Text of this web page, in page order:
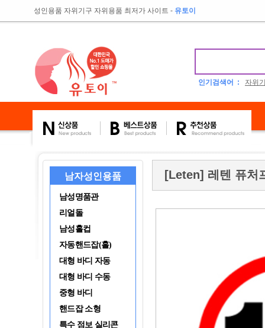
성인용품 자위기구 자위용품 최저가 사이트 - 유토이
인기검색어 : 자위
남자성인용품
남성명품관
리얼돌
남성홀컵
자동핸드잡(홀)
대형 바디 자동
대형 바디 수동
중형 바디
핸드잡 소형
특수 점보 실리콘
[Leten] 레텐 퓨처